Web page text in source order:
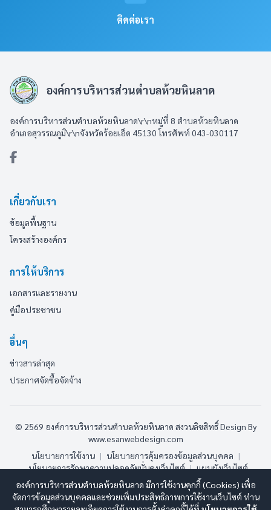
ติดต่อเรา
องค์การบริหารส่วนตำบลห้วยหินลาด
องค์การบริหารส่วนตำบลห้วยหินลาด\r\nหมู่ที่ 8 ตำบลห้วยหินลาด
อำเภอสุวรรณภูมิ\r\nจังหวัดร้อยเอ็ด 45130 โทรศัพท์ 043-030117
เกี่ยวกับเรา
ข้อมูลพื้นฐาน
โครงสร้างองค์กร
การให้บริการ
เอกสารและรายงาน
คู่มือประชาชน
อื่นๆ
ข่าวสารล่าสุด
ประกาศจัดซื้อจัดจ้าง
© 2569 องค์การบริหารส่วนตำบลห้วยหินลาด สงวนลิขสิทธิ์Design By
www.esanwebdesign.com
นโยบายการใช้งาน | นโยบายการคุ้มครองข้อมูลส่วนบุคคล |
นโยบายการรักษาความปลอดภัยมั่นคงเว็บไซต์ | แผนผังเว็บไซต์
ออนไลน์:2 ทั้งหมด: 61 (ดูสถิติทั้งหมด)
องค์การบริหารส่วนตำบลห้วยหินลาด มีการใช้งานคุกกี้ (Cookies) เพื่อ
จัดการข้อมูลส่วนบุคคลและช่วยเพิ่มประสิทธิภาพการใช้งานเว็บไซต์ ท่าน